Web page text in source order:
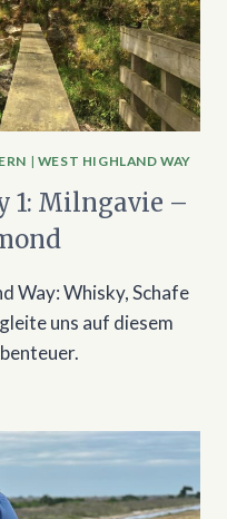
| WEST HIGHLAND WAY
1: Milngavie –
Way: Whisky, Schafe
uns auf diesem